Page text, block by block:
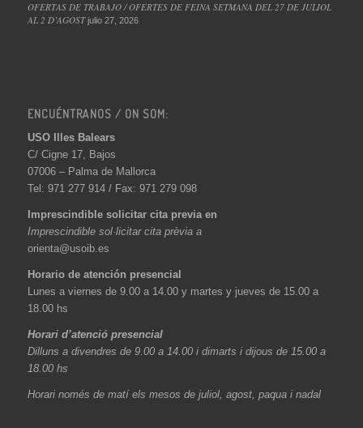
OFERTAS DE TRABAJO / OFERTES DE FEINA SETMANA DEL 27 DE JULIOL
AL 2 D’AGOST julio 27, 2026
ENCUÉNTRANOS / ON SOM:
USO Illes Balears
C/ Cigne 17, Bajos
07006 – Palma de Mallorca
Tel: 971 277 914 / Fax: 971 279 098
Imprescindible solicitar cita previa en
Imprescindible sol·licitar cita prèvia a
orienta@usoib.es
Horario de atención presencial
Lunes a viernes de 9.00 a 14.00 y martes y jueves de 15.00 a
18.00 hs
Horari d’atenció presencial
Dilluns a divendres de 9.00 a 14.00 i dimarts i dijous de 15.00 a
18.00 hs
Horari només de matí els mesos de juliol, agost, paqua i nadal